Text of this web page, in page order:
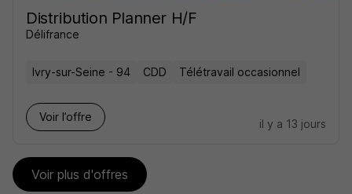
Distribution Planner H/F
Délifrance
Ivry-sur-Seine - 94 CDD Télétravail occasionnel
Voir l’offre
il y a 13 jours
Voir plus d'offres